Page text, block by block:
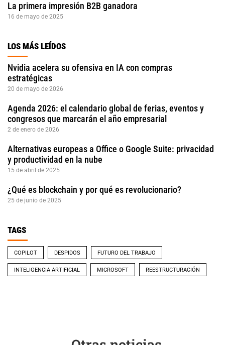
La primera impresión B2B ganadora
16 de mayo de 2025
LOS MÁS LEÍDOS
Nvidia acelera su ofensiva en IA con compras
estratégicas
20 de mayo de 2026
Agenda 2026: el calendario global de ferias, eventos y
congresos que marcarán el año empresarial
2 de enero de 2026
Alternativas europeas a Office o Google Suite: privacidad
y productividad en la nube
15 de abril de 2025
¿Qué es blockchain y por qué es revolucionario?
25 de junio de 2025
TAGS
COPILOT DESPIDOS FUTURO DEL TRABAJO
INTELIGENCIA ARTIFICIAL MICROSOFT REESTRUCTURACIÓN